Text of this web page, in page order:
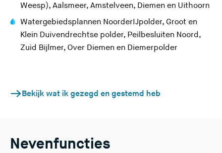
Weesp), Aalsmeer, Amstelveen, Diemen en Uithoorn
Watergebiedsplannen NoorderIJpolder, Groot en
Klein Duivendrechtse polder, Peilbesluiten Noord,
Zuid Bijlmer, Over Diemen en Diemerpolder
Bekijk wat ik gezegd en gestemd heb
Nevenfuncties